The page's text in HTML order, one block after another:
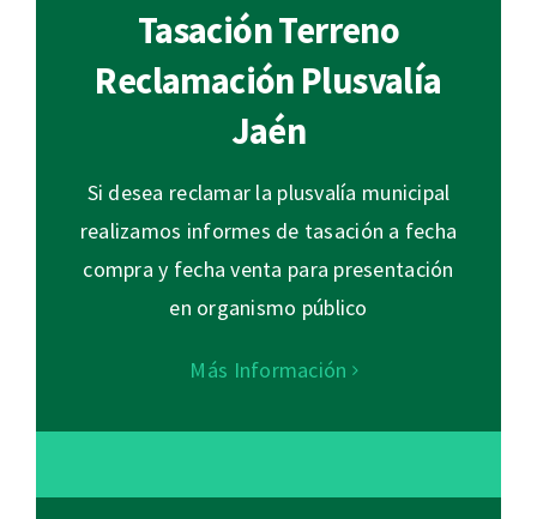
Tasación Terreno
Reclamación Plusvalía
Jaén
Si desea reclamar la plusvalía municipal
realizamos informes de tasación a fecha
compra y fecha venta para presentación
en organismo público
Más Información